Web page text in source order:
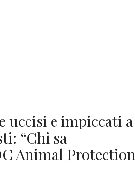
uccisi e impiccati a
“Chi sa
Animal Protection